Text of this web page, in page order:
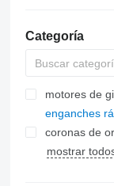
Categoría
motores de
enganches
coronas de
mostrar